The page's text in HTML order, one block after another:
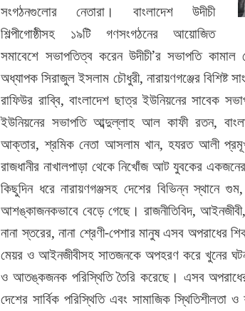
সংগঠনগুলোর নেতারা। বাংলাদেশ উদীচী
শিল্পীগোষ্ঠীসহ ১৯টি গণসংগঠনের আয়োজিত
সমাবেশে সভাপতিত্ব করেন উদীচী’র সভাপতি কামাল
অধ্যাপক সিরাজুল ইসলাম চৌধুরী, নারায়ণগঞ্জের বিশিষ্ট
রাফিউর রাব্বি, বাংলাদেশ ছাত্র ইউনিয়নের সাবেক
ইউনিয়নের সভাপতি আব্দুল্লাহ আল কাফী রতন,
আক্তার, শ্রমিক নেতা আসলাম খান, হযরত আলী
রাজধানীর নাখালপাড়া থেকে নিখোঁজ আট যুবকের
কিছুদিন ধরে নারায়ণগঞ্জসহ দেশের বিভিন্ন স্থানে
আশঙ্কাজনকভাবে বেড়ে গেছে। রাজনীতিবিদ,
নানা স্তরের, নানা শ্রেণী-পেশার মানুষ এসব অপরাধের
মেয়র ও আইনজীবীসহ সাতজনকে অপহরণ করে খুনের
ও আতঙ্কজনক পরিস্থিতি তৈরি করেছে। এসব
দেশের সার্বিক পরিস্থিতি এবং সামাজিক